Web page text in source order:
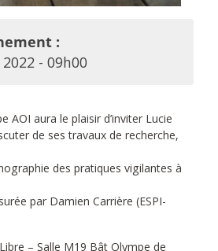
:
- 09h00
AOI aura le plaisir d’inviter Lucie
de ses travaux de recherche,
des pratiques vigilantes à
par Damien Carrière (ESPI-
– Salle M19 Bât Olympe de